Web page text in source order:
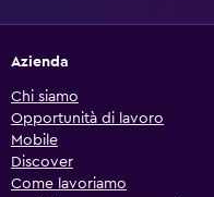
Azienda
Chi siamo
Opportunità di lavoro
Mobile
Discover
Come lavoriamo